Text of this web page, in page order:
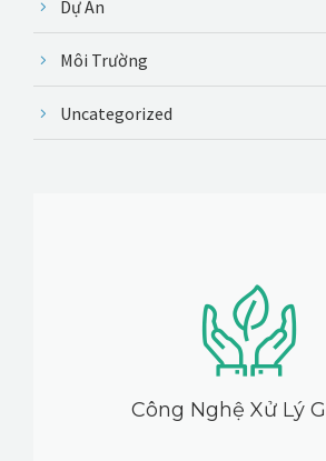
Dự Án
Môi Trường
Uncategorized
Công Nghệ Xử Lý